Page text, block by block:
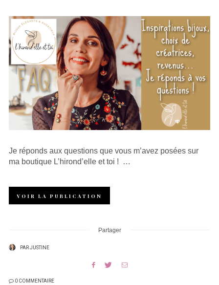
Je réponds aux questions que vous m’avez posées sur
ma boutique L’hirond’elle et toi ! …
VOIR LA PUBLICATION
Partager
PARJUSTINE
0 COMMENTAIRE